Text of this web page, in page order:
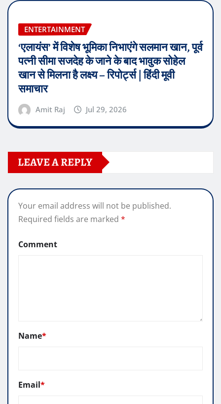
ENTERTAINMENT
‘एलायंस’ में विशेष भूमिका निभाएंगे सलमान खान, पूर्व
पत्नी सीमा सजदेह के जाने के बाद भावुक सोहेल
खान से मिलना है लक्ष्य – रिपोर्ट्स | हिंदी मूवी
समाचार
Amit Raj Jul 29, 2026
LEAVE A REPLY
Your email address will not be published.
Required fields are marked *
Comment
Name*
Email*